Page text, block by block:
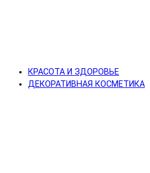
КРАСОТА И ЗДОРОВЬЕ
ДЕКОРАТИВНАЯ КОСМЕТИКА